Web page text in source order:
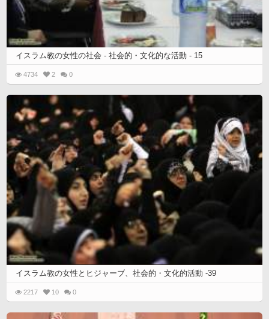
イスラム教の女性の社会 - 社会的・文化的な活動 - 15
4734 2 0
イスラム教の女性とヒジャーブ、社会的・文化的活動 -39
2217 10 0